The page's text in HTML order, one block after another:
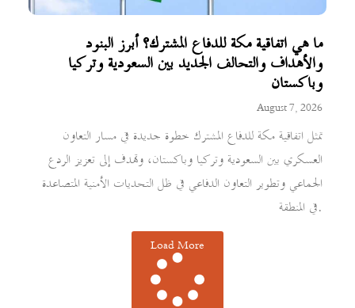
ما هي اتفاقية مكة للدفاع المشترك؟ أبرز البنود
والأهداف والتحالف الجديد بين السعودية وتركيا
وباكستان
August 7, 2026
تمثل اتفاقية مكة للدفاع المشترك خطوة جديدة في مسار التعاون
العسكري بين السعودية وتركيا وباكستان، وتهدف إلى تعزيز الردع
الجماعي وتطوير التعاون الدفاعي في ظل التحديات الأمنية المتصاعدة
في المنطقة.
Load More